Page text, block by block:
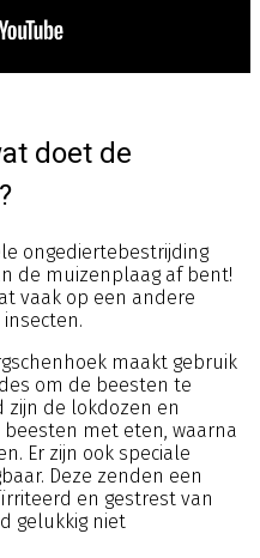
doet de
ongediertebestrijding
de muizenplaag af bent!
vaak op een andere
maakt gebruik
om de beesten te
zijn de lokdozen en
beesten met eten, waarna
Er zijn ook speciale
Deze zenden een
en gestrest van
gelukkig niet